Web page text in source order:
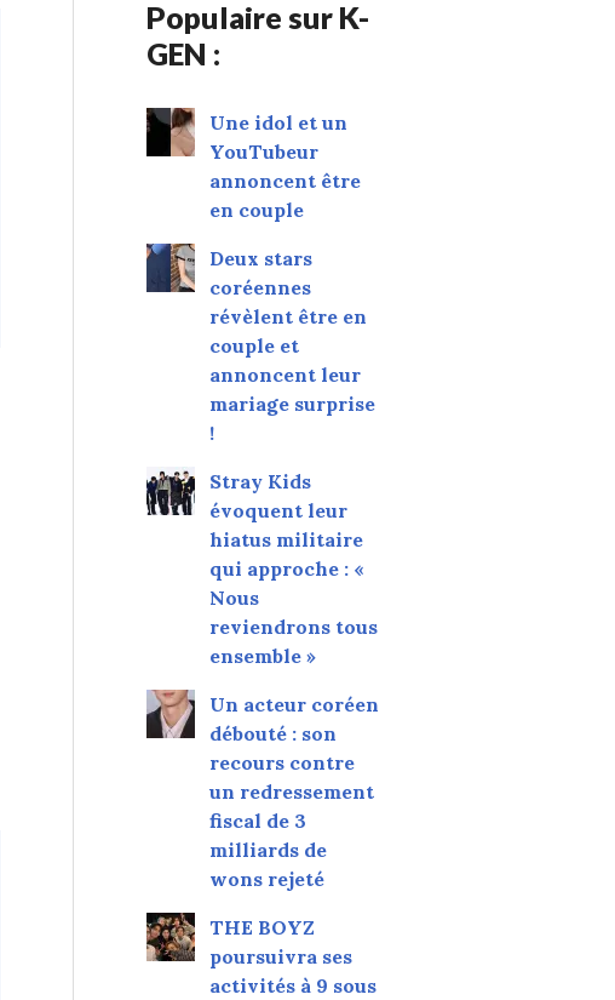
Populaire sur K-
GEN :
Une idol et un
YouTubeur
annoncent être
en couple
Deux stars
coréennes
révèlent être en
couple et
annoncent leur
mariage surprise
!
Stray Kids
évoquent leur
hiatus militaire
qui approche : «
Nous
reviendrons tous
ensemble »
Un acteur coréen
débouté : son
recours contre
un redressement
fiscal de 3
milliards de
wons rejeté
THE BOYZ
poursuivra ses
activités à 9 sous